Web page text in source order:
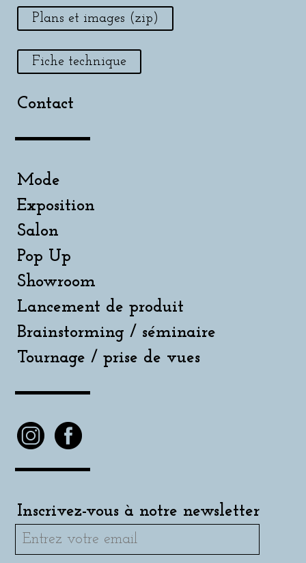
Plans et images (zip)
Fiche technique
Contact
Mode
Exposition
Salon
Pop Up
Showroom
Lancement de produit
Brainstorming / séminaire
Tournage / prise de vues
Inscrivez-vous à notre newsletter